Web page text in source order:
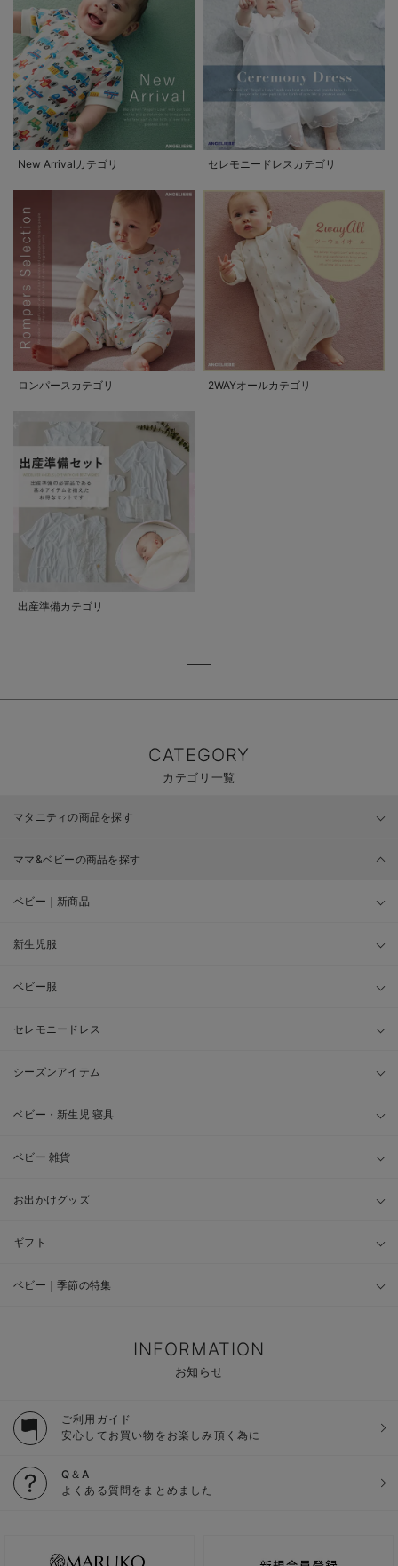
New Arrivalカテゴリ セレモニードレスカテゴリ
ロンパースカテゴリ 2WAYオールカテゴリ
出産準備カテゴリ
CATEGORY
カテゴリ一覧
マタニティの商品を探す
ママ&ベビーの商品を探す
ベビー｜新商品
新生児服
ベビー服
セレモニードレス
シーズンアイテム
ベビー・新生児 寝具
ベビー 雑貨
お出かけグッズ
ギフト
ベビー｜季節の特集
INFORMATION
お知らせ
ご利用ガイド
安心してお買い物をお楽しみ頂く為に
Q＆A
よくある質問をまとめました